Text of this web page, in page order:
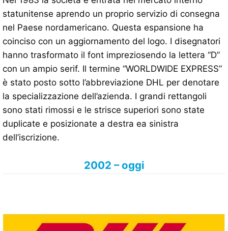
statunitense aprendo un proprio servizio di consegna
nel Paese nordamericano. Questa espansione ha
coinciso con un aggiornamento del logo. I disegnatori
hanno trasformato il font impreziosendo la lettera “D”
con un ampio serif. Il termine “WORLDWIDE EXPRESS”
è stato posto sotto l’abbreviazione DHL per denotare
la specializzazione dell’azienda. I grandi rettangoli
sono stati rimossi e le strisce superiori sono state
duplicate e posizionate a destra ea sinistra
dell’iscrizione.
2002 – oggi